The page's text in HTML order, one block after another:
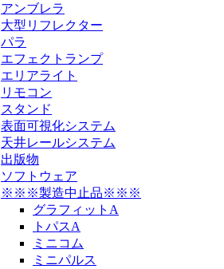
アンブレラ
大型リフレクター
パラ
エフェクトランプ
エリアライト
リモコン
スタンド
表面可視化システム
天井レールシステム
出版物
ソフトウェア
※※※製造中止品※※※
グラフィットA
トパスA
ミニコム
ミニパルス